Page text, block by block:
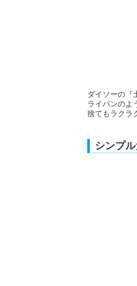
ダイソーの『
ライパンのよ
捨てもラクラ
シンプ